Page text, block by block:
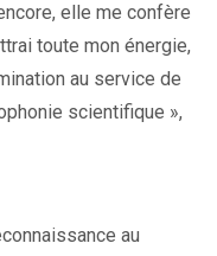
elle me confère
toute mon énergie,
au service de
scientifique »,
au